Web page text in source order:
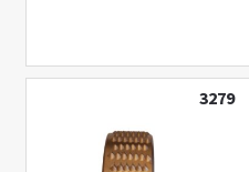
3279